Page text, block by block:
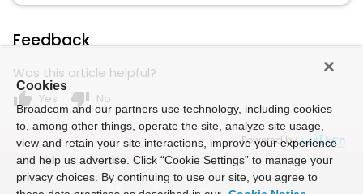
Feedback
Was this article helpful?
thumb_up Yes thumb_down No
Powered by
Cookies
Broadcom and our partners use technology, including cookies
to, among other things, operate the site, analyze site usage,
view and retain your site interactions, improve your experience
and help us advertise. Click “Cookie Settings” to manage your
privacy choices. By continuing to use our site, you agree to